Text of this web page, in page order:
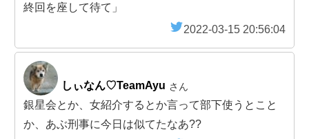
終回を座して待て」
2022-03-15 20:56:04
しぃなん♡TeamAyu さん
銀星会とか、女紹介するとか言って部下使うとこと
か、あぶ刑事に今日は似てたなあ??